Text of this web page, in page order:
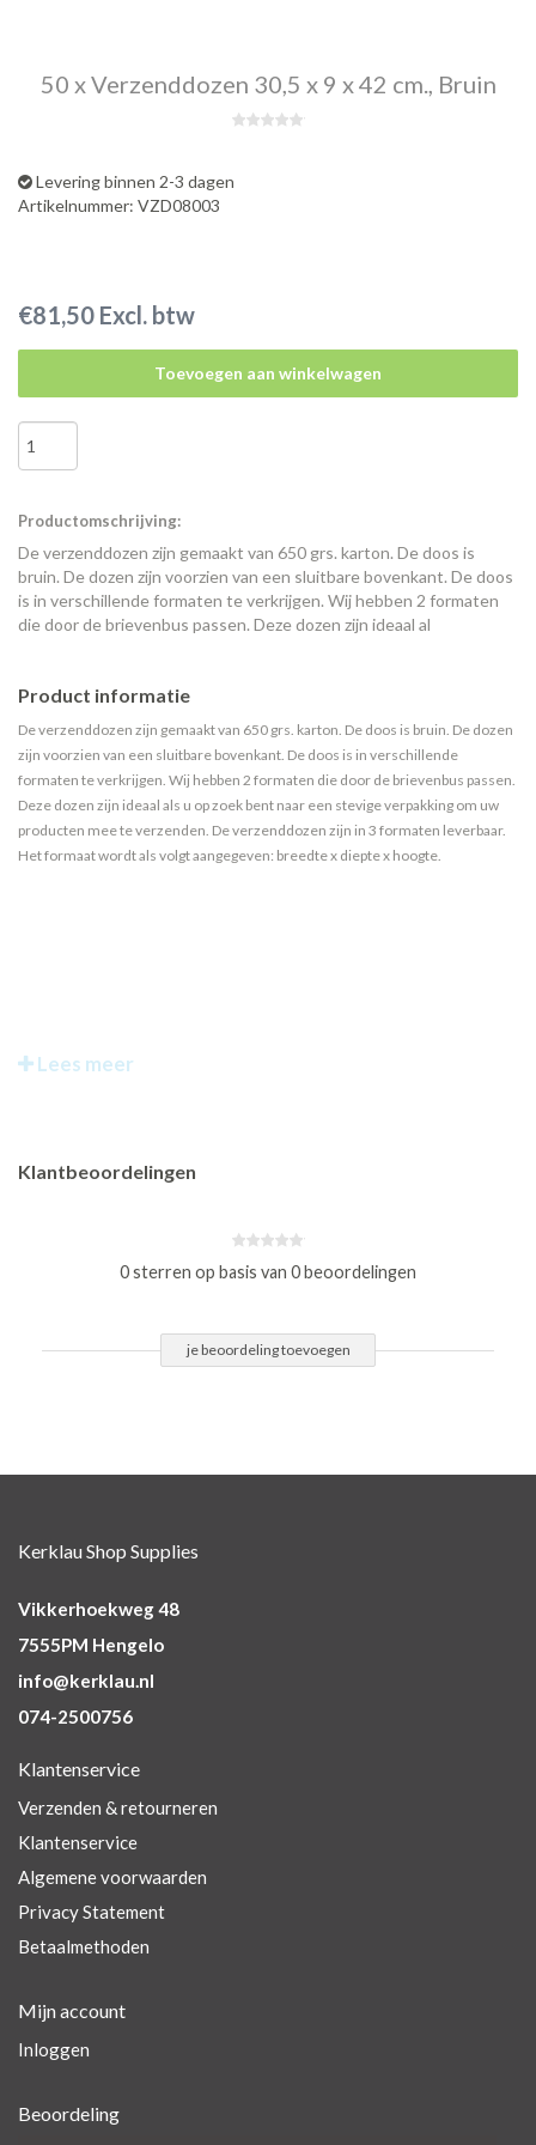
50 x Verzenddozen 30,5 x 9 x 42 cm., Bruin
Levering binnen 2-3 dagen
Artikelnummer: VZD08003
€81,50 Excl. btw
Toevoegen aan winkelwagen
Productomschrijving:
De verzenddozen zijn gemaakt van 650 grs. karton. De doos is
bruin. De dozen zijn voorzien van een sluitbare bovenkant. De doos
is in verschillende formaten te verkrijgen. Wij hebben 2 formaten
die door de brievenbus passen. Deze dozen zijn ideaal al
Product informatie
De verzenddozen zijn gemaakt van 650 grs. karton. De doos is bruin. De dozen
zijn voorzien van een sluitbare bovenkant. De doos is in verschillende
formaten te verkrijgen. Wij hebben 2 formaten die door de brievenbus passen.
Deze dozen zijn ideaal als u op zoek bent naar een stevige verpakking om uw
producten mee te verzenden. De verzenddozen zijn in 3 formaten leverbaar.
Het formaat wordt als volgt aangegeven: breedte x diepte x hoogte.
Lees meer
Klantbeoordelingen
0 sterren op basis van 0 beoordelingen
je beoordeling toevoegen
Kerklau Shop Supplies
Vikkerhoekweg 48
7555PM Hengelo
info@kerklau.nl
074-2500756
Klantenservice
Verzenden & retourneren
Klantenservice
Algemene voorwaarden
Privacy Statement
Betaalmethoden
Mijn account
Inloggen
Beoordeling